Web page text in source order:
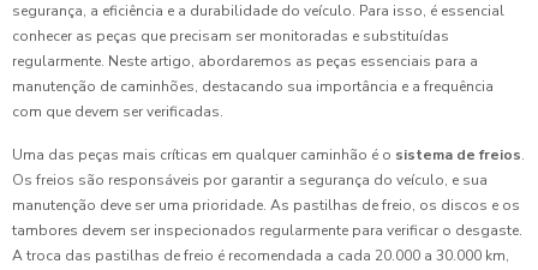
segurança, a eficiência e a durabilidade do veículo. Para isso, é essencial
conhecer as peças que precisam ser monitoradas e substituídas
regularmente. Neste artigo, abordaremos as peças essenciais para a
manutenção de caminhões, destacando sua importância e a frequência
com que devem ser verificadas.
Uma das peças mais críticas em qualquer caminhão é o sistema de freios.
Os freios são responsáveis por garantir a segurança do veículo, e sua
manutenção deve ser uma prioridade. As pastilhas de freio, os discos e os
tambores devem ser inspecionados regularmente para verificar o desgaste.
A troca das pastilhas de freio é recomendada a cada 20.000 a 30.000 km,